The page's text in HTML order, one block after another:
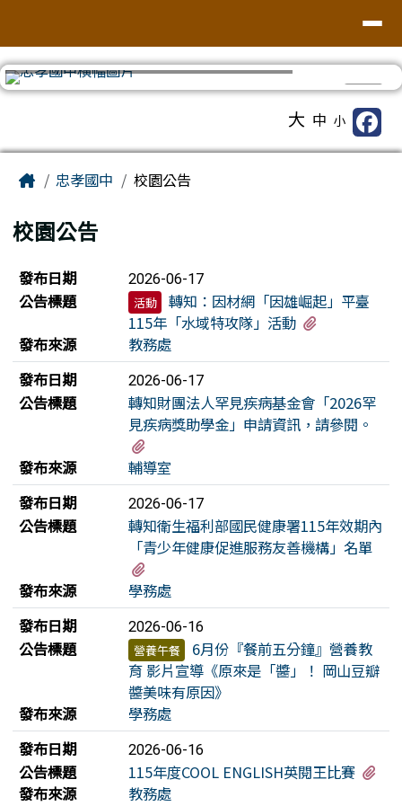
大 中 小
Home忠孝國中 校園公告
校園公告
新聞列表
發布日期 2026-06-17
公告標題 活動
轉知：因材網「因雄崛起」平臺
115年「水域特攻隊」活動
發布來源
教務處
發布日期
2026-06-17
公告標題
轉知財團法人罕見疾病基金會「2026罕
見疾病獎助學金」申請資訊，請參閱。
發布來源
輔導室
發布日期
2026-06-17
公告標題
轉知衛生福利部國民健康署115年效期內
「青少年健康促進服務友善機構」名單
發布來源
學務處
發布日期
2026-06-16
公告標題 營養午餐
6月份『餐前五分鐘』營養教
育 影片宣導《原來是「醬」！ 岡山豆瓣
醬美味有原因》
發布來源
學務處
發布日期
2026-06-16
公告標題 115年度COOL ENGLISH英閱王比賽
發布來源
教務處